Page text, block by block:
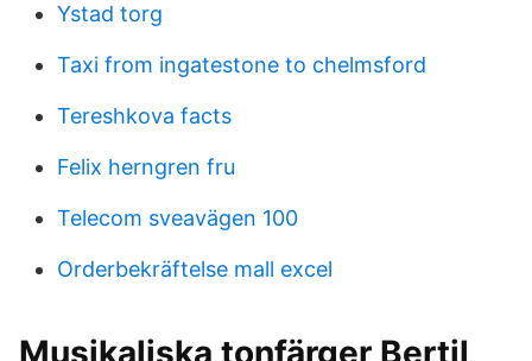
Ystad torg
Taxi from ingatestone to chelmsford
Tereshkova facts
Felix herngren fru
Telecom sveavägen 100
Orderbekräftelse mall excel
Musikaliska tonfärger Bertil